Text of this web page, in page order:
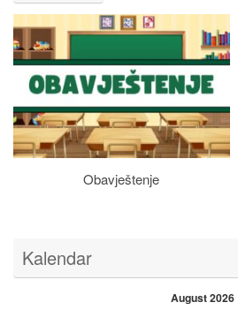
Obavještenje
Kalendar
August 2026